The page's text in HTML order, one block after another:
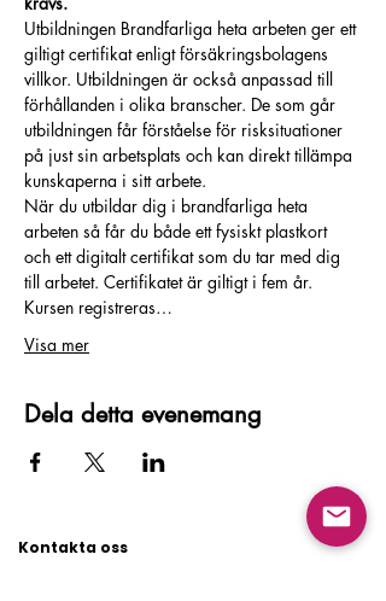
Utbildningen Brandfarliga heta arbeten ger ett
giltigt certifikat enligt försäkringsbolagens
villkor. Utbildningen är också anpassad till
förhållanden i olika branscher. De som går
utbildningen får förståelse för risksituationer
på just sin arbetsplats och kan direkt tillämpa
kunskaperna i sitt arbete.
När du utbildar dig i brandfarliga heta
arbeten så får du både ett fysiskt plastkort
och ett digitalt certifikat som du tar med dig
till arbetet. Certifikatet är giltigt i fem år.
Kursen registreras…
Visa mer
Dela detta evenemang
Kontakta oss